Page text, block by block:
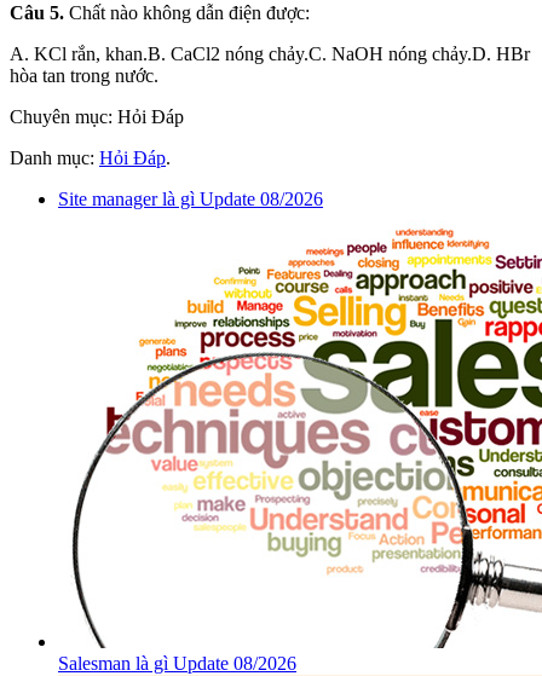
Câu 5. Chất nào không dẫn điện được:
A. KCl rắn, khan.B. CaCl2 nóng chảy.C. NaOH nóng chảy.D. HBr
hòa tan trong nước.
Chuyên mục: Hỏi Đáp
Danh mục: Hỏi Đáp.
Site manager là gì Update 08/2026
Salesman là gì Update 08/2026